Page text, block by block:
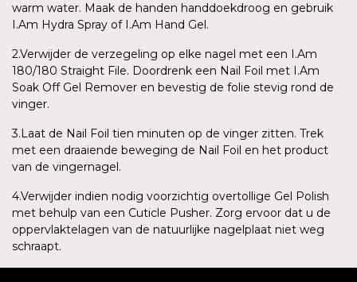
warm water. Maak de handen handdoekdroog en gebruik
I.Am Hydra Spray of I.Am Hand Gel.
2.Verwijder de verzegeling op elke nagel met een I.Am
180/180 Straight File. Doordrenk een Nail Foil met I.Am
Soak Off Gel Remover en bevestig de folie stevig rond de
vinger.
3.Laat de Nail Foil tien minuten op de vinger zitten. Trek
met een draaiende beweging de Nail Foil en het product
van de vingernagel.
4.Verwijder indien nodig voorzichtig overtollige Gel Polish
met behulp van een Cuticle Pusher. Zorg ervoor dat u de
oppervlaktelagen van de natuurlijke nagelplaat niet weg
schraapt.